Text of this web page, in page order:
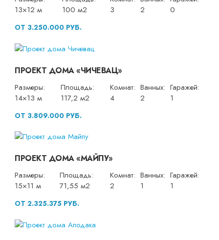
13×12 м
100 м2
3
2
0
ОТ 3.250.000 РУБ.
ПРОЕКТ ДОМА «ЧИЧЕВАЦ»
Размеры:
14×13 м
Площадь:
117,2 м2
Комнат:
4
Ванных:
2
Гаражей:
1
ОТ 3.809.000 РУБ.
ПРОЕКТ ДОМА «МАЙПУ»
Размеры:
15×11 м
Площадь:
71,55 м2
Комнат:
2
Ванных:
1
Гаражей:
1
ОТ 2.325.375 РУБ.